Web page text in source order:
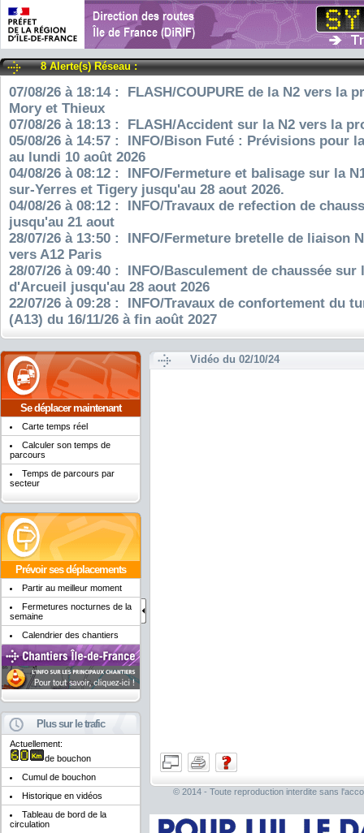
8 Alerte(s) Réseau :
07/08/26 à 18:14 : FLASH/COUPURE de la N2 vers la
Mory et Thieux
07/08/26 à 18:13 : FLASH/Accident sur la N2 vers la
05/08/26 à 14:57 : INFO/Bison Futé : Prévisions pour
au lundi 10 août 2026
04/08/26 à 08:12 : INFO/Fermeture et balisage sur la
sur-Yerres et Tigery jusqu'au 28 aout 2026.
04/08/26 à 08:12 : INFO/Travaux de refection de
jusqu'au 21 aout
28/07/26 à 13:50 : INFO/Fermeture bretelle de liaison
vers A12 Paris
28/07/26 à 09:40 : INFO/Basculement de chaussée sur
d'Arcueil jusqu'au 28 aout 2026
22/07/26 à 09:28 : INFO/Travaux de confortement du
(A13) du 16/11/26 à fin août 2027
Se déplacer maintenant
Carte temps réel
Calculer son temps de
parcours
Temps de parcours par
secteur
Prévoir ses déplacements
Partir au meilleur moment
Fermetures nocturnes de la
semaine
Calendrier des chantiers
Plus sur le trafic
Actuellement:
de bouchon
Cumul de bouchon
Historique en vidéos
Tableau de bord de la
circulation
Vidéo du 02/10/24
© 2014 - Toute reproduction interdite sans